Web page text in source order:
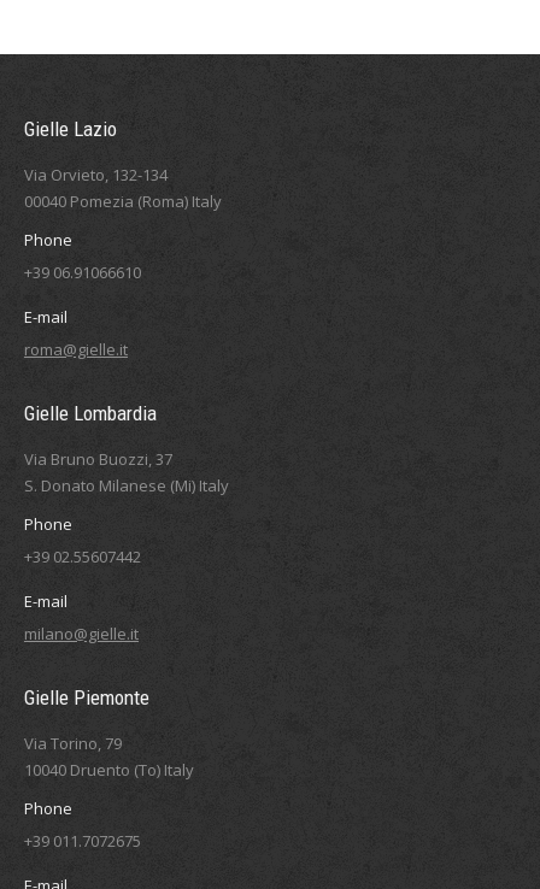
Gielle Lazio
Via Orvieto, 132-134
00040 Pomezia (Roma) Italy
Phone
+39 06.91066610
E-mail
roma@gielle.it
Gielle Lombardia
Via Bruno Buozzi, 37
S. Donato Milanese (Mi) Italy
Phone
+39 02.55607442
E-mail
milano@gielle.it
Gielle Piemonte
Via Torino, 79
10040 Druento (To) Italy
Phone
+39 011.7072675